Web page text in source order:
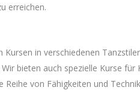
erreichen.
Kursen in verschiedenen
bieten auch spezielle Kurse für
Reihe von Fähigkeiten und